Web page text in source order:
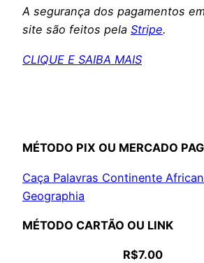
A segurança dos pagamentos
site são feitos pela Stripe.
CLIQUE E SAIBA MAIS
MÉTODO PIX OU MERCADO
Caça Palavras Continente
Geographia
MÉTODO CARTÃO OU LINK
R$7.00